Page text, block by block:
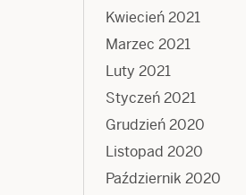
Kwiecień 2021
Marzec 2021
Luty 2021
Styczeń 2021
Grudzień 2020
Listopad 2020
Październik 2020